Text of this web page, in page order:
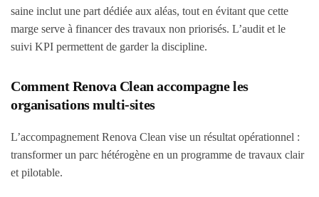
saine inclut une part dédiée aux aléas, tout en évitant que cette
marge serve à financer des travaux non priorisés. L’audit et le
suivi KPI permettent de garder la discipline.
Comment Renova Clean accompagne les
organisations multi-sites
L’accompagnement Renova Clean vise un résultat opérationnel :
transformer un parc hétérogène en un programme de travaux clair
et pilotable.